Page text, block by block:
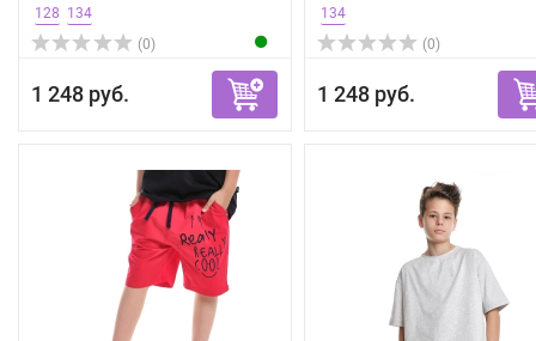
128 134
(0)
1 248 руб.
134
(0)
1 248 руб.